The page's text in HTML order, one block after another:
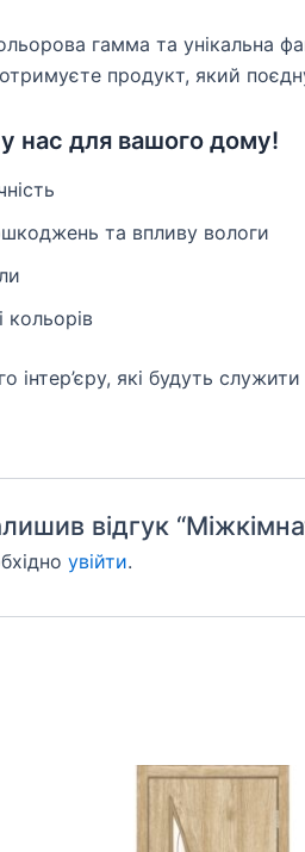
гамма та унікальна
продукт, який
у нас для вашого дому!
та впливу вологи
інтер’єру, які будуть
відгук
увійти.